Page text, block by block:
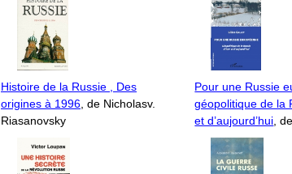
Histoire de la Russie , Des
origines à 1996 , de Nicholasv.
Riasanovsky
Pour une Russie
géopolitique de la
et d’aujourd’hui ,